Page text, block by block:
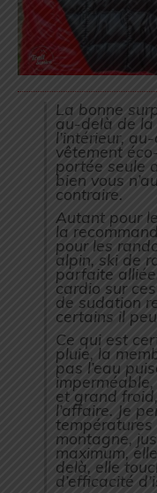
La bonne
au-delà de la
l’intérieur,
vêtement
portée seule
bien vous
contraire.
Autant pour
la
pour les
alpin, ski de
parfaite
cardio sur
de sudation
certains il
Ce qui est
pluie, la
pas l’eau
et grand
l’affaire. Je
températures
montagne,
maximum,
delà, elle
d’efficacité